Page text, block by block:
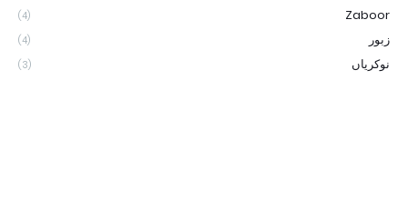
Zaboor
(4)
زبور (4)
نوکریاں (3)